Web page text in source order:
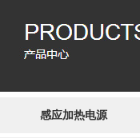
感应加热电源